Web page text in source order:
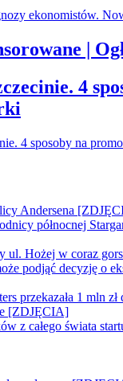
|
4
Andersena
północnej
ul. Hożej w coraz
podjąć decyzję o
przekazała 1 mln zł
[ZDJĘCIA]
z całego świata